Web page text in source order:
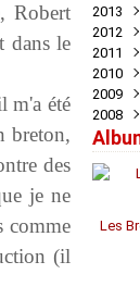
Robert
dans le
m'a été
breton,
des
je ne
comme
(il
Avril
Mars
Mai
Avril
Mars
Mai
Avril
Mars
Juin
Mai
Mars
Août
Juin
Mai
Avril
Mars
Août
Juin
Mai
Mars
Août
Juin
Mai
Août
Mai
Avril
Août
Juin
Mai
Avril
2013
Août
Juin
Mai
Avril
2012
Juin
Avril
2011
Mai
2010
Mai
2009
Juin
2008
Août
Les